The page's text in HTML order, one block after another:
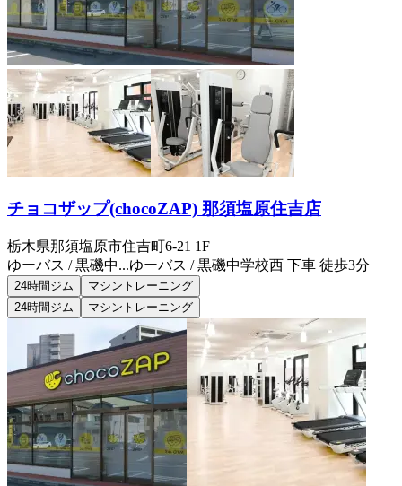
チョコザップ(chocoZAP) 那須塩原住吉店
栃木県那須塩原市住吉町6-21 1F
ゆーバス / 黒磯中...ゆーバス / 黒磯中学校西 下車 徒歩3分
24時間ジム
マシントレーニング
24時間ジム
マシントレーニング